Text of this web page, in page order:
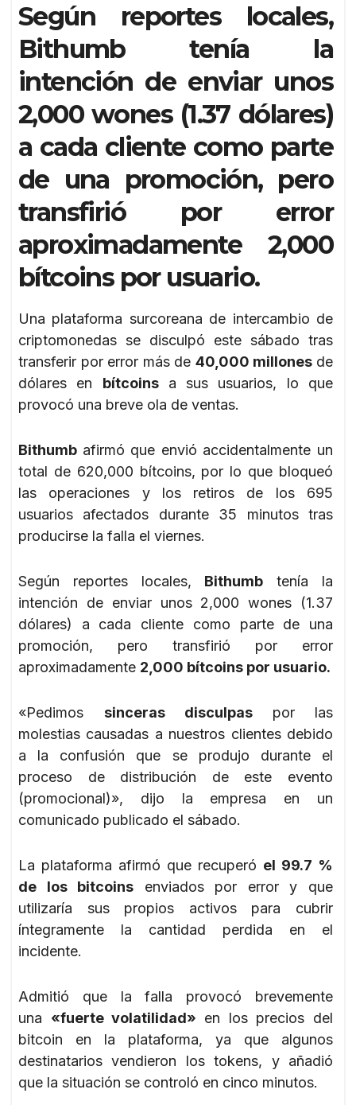
Según reportes locales,
Bithumb tenía la
intención de enviar unos
2,000 wones (1.37 dólares)
a cada cliente como parte
de una promoción, pero
transfirió por error
aproximadamente 2,000
bítcoins por usuario.
Una plataforma surcoreana de intercambio de
criptomonedas se disculpó este sábado tras
transferir por error más de 40,000 millones de
dólares en bítcoinsa sus usuarios, lo que
provocó una breve ola de ventas.
Bithumb afirmó que envió accidentalmente un
total de 620,000 bítcoins, por lo que bloqueó
las operaciones y los retiros de los 695
usuarios afectados durante 35 minutos tras
producirse la falla el viernes.
Según reportes locales, Bithumb tenía la
intención de enviar unos 2,000 wones (1.37
dólares) a cada cliente como parte de una
promoción, pero transfirió por error
aproximadamente 2,000 bítcoins por usuario.
«Pedimos sinceras disculpas por las
molestias causadas a nuestros clientes debido
a la confusión que se produjo durante el
proceso de distribución de este evento
(promocional)», dijo la empresa en un
comunicado publicado el sábado.
La plataforma afirmó que recuperó el 99.7 %
de los bitcoins enviados por error y que
utilizaría sus propios activos para cubrir
íntegramente la cantidad perdida en el
incidente.
Admitió que la falla provocó brevemente
una «fuerte volatilidad» en los precios del
bitcoin en la plataforma, ya que algunos
destinatarios vendieron los tokens, y añadió
que la situación se controló en cinco minutos.